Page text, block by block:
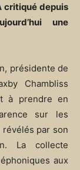
critiqué depuis
une
présidente de
Chambliss
à prendre en
sur les
révélés par son
La collecte
aux